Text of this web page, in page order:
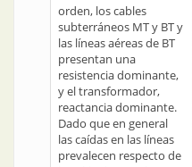
orden, los cables
subterráneos MT y BT y
las líneas aéreas de BT
presentan una
resistencia dominante,
y el transformador,
reactancia dominante.
Dado que en general
las caídas en las líneas
prevalecen respecto de